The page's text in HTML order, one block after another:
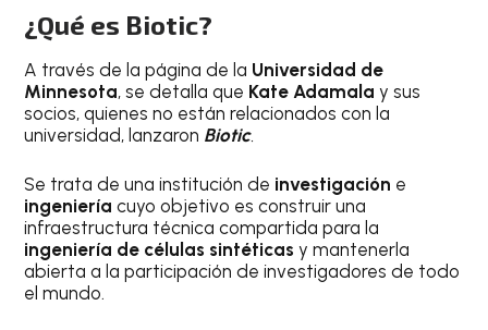
¿Qué es Biotic?
A través de la página de la Universidad de
Minnesota, se detalla que Kate Adamala y sus
socios, quienes no están relacionados con la
universidad, lanzaron Biotic.
Se trata de una institución de investigación e
ingeniería cuyo objetivo es construir una
infraestructura técnica compartida para la
ingeniería de células sintéticas y mantenerla
abierta a la participación de investigadores de todo
el mundo.